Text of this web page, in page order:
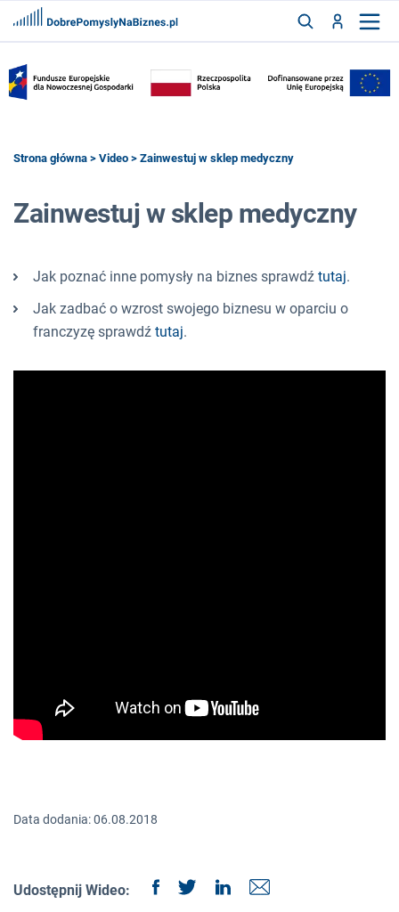
ZALOGUJ
ZAREJESTRUJ
FRANCZYZY
Strona główna > Video > Zainwestuj w sklep medyczny
Zainwestuj w sklep medyczny
Jak poznać inne pomysły na biznes sprawdź tutaj.
Jak zadbać o wzrost swojego biznesu w oparciu o
franczyzę sprawdź tutaj.
Data dodania: 06.08.2018
Udostępnij Wideo: